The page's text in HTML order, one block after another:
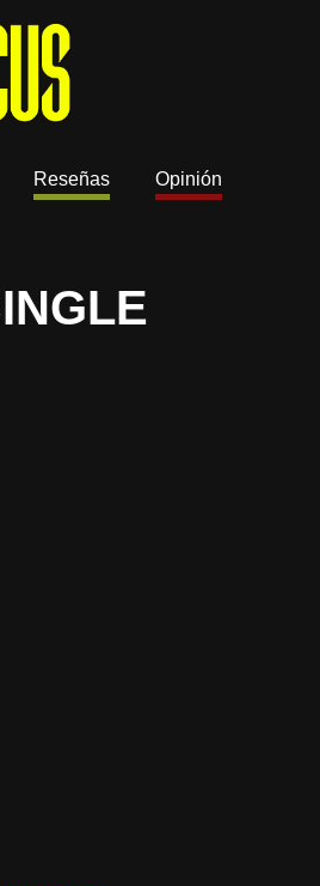
Reseñas Opinión